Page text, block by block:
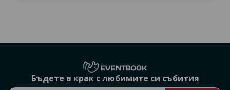
Бъдете в крак с любимите си събития